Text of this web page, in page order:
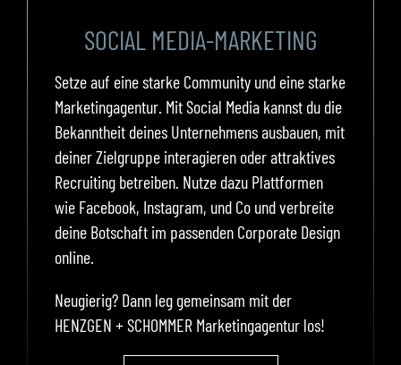
SOCIAL MEDIA-MARKETING
Setze auf eine starke Community und eine starke
Marketingagentur. Mit Social Media kannst du die
Bekanntheit deines Unternehmens ausbauen, mit
deiner Zielgruppe interagieren oder attraktives
Recruiting betreiben. Nutze dazu Plattformen
wie Facebook, Instagram, und Co und verbreite
deine Botschaft im passenden Corporate Design
online.
Neugierig? Dann leg gemeinsam mit der
HENZGEN + SCHOMMER Marketingagentur los!